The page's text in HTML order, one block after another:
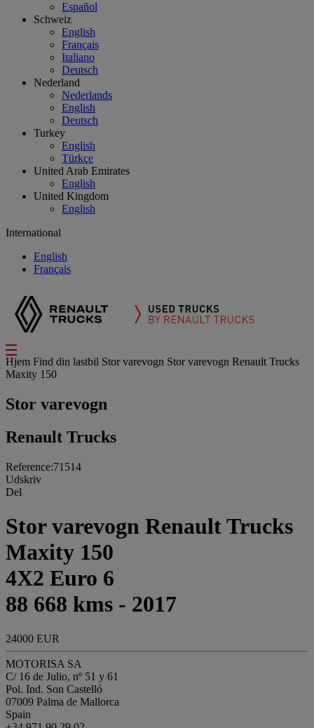
Español
Schweiz
English
Français
Italiano
Deutsch
Nederland
Nederlands
English
Deutsch
Turkey
English
Türkçe
United Arab Emirates
English
United Kingdom
English
International
English
Français
Hjem Find din lastbil Stor varevogn Stor varevogn Renault Trucks
Maxity 150
Stor varevogn
Renault Trucks
Reference:71514
Udskriv
Del
Stor varevogn Renault Trucks
Maxity 150
4X2 Euro 6
88 668 kms - 2017
24000 EUR
MOTORISA SA
C/ 16 de Julio, nº 51 y 61
Pol. Ind. Son Castelló
07009 Palma de Mallorca
Spain